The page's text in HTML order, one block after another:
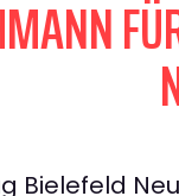
Bielefeld